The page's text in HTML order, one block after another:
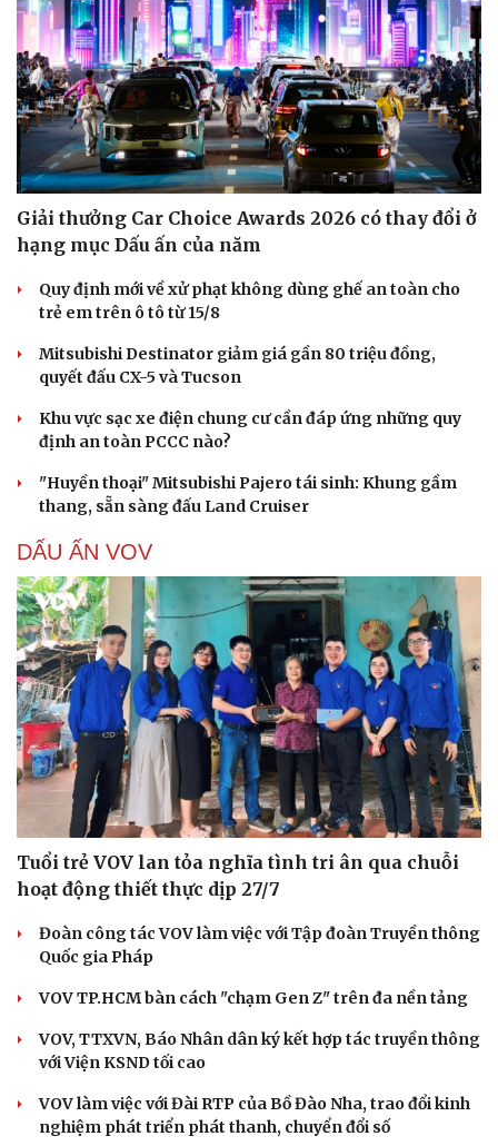
Giải thưởng Car Choice Awards 2026 có thay đổi ở
hạng mục Dấu ấn của năm
Quy định mới về xử phạt không dùng ghế an toàn cho
trẻ em trên ô tô từ 15/8
Mitsubishi Destinator giảm giá gần 80 triệu đồng,
quyết đấu CX-5 và Tucson
Khu vực sạc xe điện chung cư cần đáp ứng những quy
định an toàn PCCC nào?
"Huyền thoại" Mitsubishi Pajero tái sinh: Khung gầm
thang, sẵn sàng đấu Land Cruiser
DẤU ẤN VOV
Tuổi trẻ VOV lan tỏa nghĩa tình tri ân qua chuỗi
hoạt động thiết thực dịp 27/7
Đoàn công tác VOV làm việc với Tập đoàn Truyền thông
Quốc gia Pháp
VOV TP.HCM bàn cách "chạm Gen Z" trên đa nền tảng
VOV, TTXVN, Báo Nhân dân ký kết hợp tác truyền thông
với Viện KSND tối cao
VOV làm việc với Đài RTP của Bồ Đào Nha, trao đổi kinh
nghiệm phát triển phát thanh, chuyển đổi số